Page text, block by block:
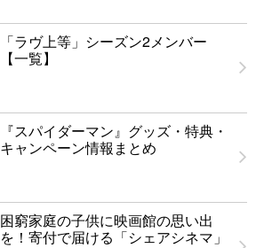
「ラヴ上等」シーズン2メンバー
【一覧】
『スパイダーマン』グッズ・特典・
キャンペーン情報まとめ
困窮家庭の子供に映画館の思い出
を！寄付で届ける「シェアシネマ」